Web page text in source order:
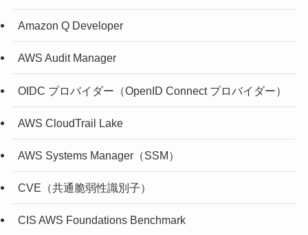
Amazon Q Developer
AWS Audit Manager
OIDC プロバイダー（OpenID Connect プロバイダー）
AWS CloudTrail Lake
AWS Systems Manager（SSM）
CVE（共通脆弱性識別子）
CIS AWS Foundations Benchmark